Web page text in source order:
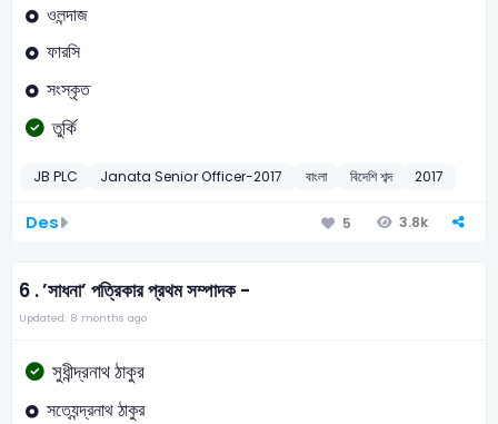
ওলন্দাজ
ফারসি
সংস্কৃত
তুর্কি
JB PLC Janata Senior Officer-2017 বাংলা বিদেশি শব্দ 2017
Des 5 3.8k
6 .’সাধনা’ পত্রিকার প্রথম সম্পাদক -
Updated: 8 months ago
সুধীন্দ্রনাথ ঠাকুর
সত্যেন্দ্রনাথ ঠাকুর